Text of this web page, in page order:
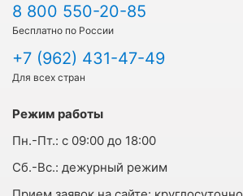
8 800 550-20-85
Бесплатно по России
+7 (962) 431-47-49
Для всех стран
Режим работы
Пн.-Пт.: с 09:00 до 18:00
Cб.-Вс.: дежурный режим